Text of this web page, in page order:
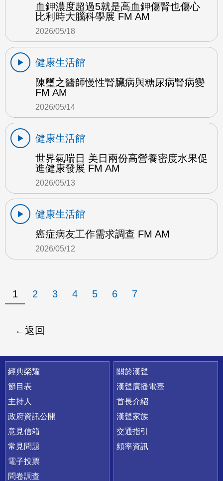
血鉀濃度超過5就是高血鉀傷腎也傷心
比利時大腦科學展 FM AM
2026/05/18
健康生活館
陳璽之醫師慢性腎臟病與糖尿病腎病變
FM AM
2026/05/14
健康生活館
世界氣喘日 美日兩份高營養密度水果促
進健康發展 FM AM
2026/05/13
健康生活館
癌症病友工作需求調查 FM AM
2026/05/12
1 2 3 4 5 6 7
返回
快速連結
經典榮耀
節目表
主持人
政府資訊公開
意見信箱
常見問題
電子投票
問卷調查
關於漢聲
漢聲廣播電臺
首長介紹
漢聲家族
交通指引
頻率資訊